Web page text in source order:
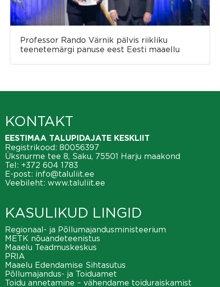
Professor Rando Värnik pälvis riikliku
teenetemärgi panuse eest Eesti maaellu
KONTAKT
EESTIMAA TALUPIDAJATE KESKLIIT
Registrikood: 80056397
Üksnurme tee 8, Saku, 75501 Harju maakond
Tel: +372 604 1783
E-post: info@taluliit.ee
Veebileht: www.taluliit.ee
KASULIKUD LINGID
Regionaal- ja Põllumajandusministeerium
METK nõuandeteenistus
Maaelu Teadmuskeskus
PRIA
Maaelu Edendamise Sihtasutus
Põllumajandus- ja Toiduamet
Toidu annetamine – vähendame toiduraiskamist